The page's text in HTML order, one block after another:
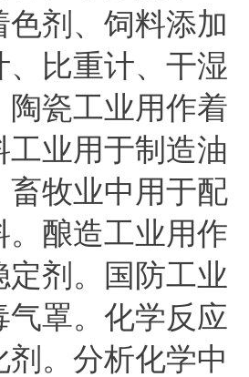
色剂、饲料添加
、比重计、干湿
陶瓷工业用作着
工业用于制造油
畜牧业中用于配
。酿造工业用作
定剂。国防工业
气罩。化学反应
剂。分析化学中